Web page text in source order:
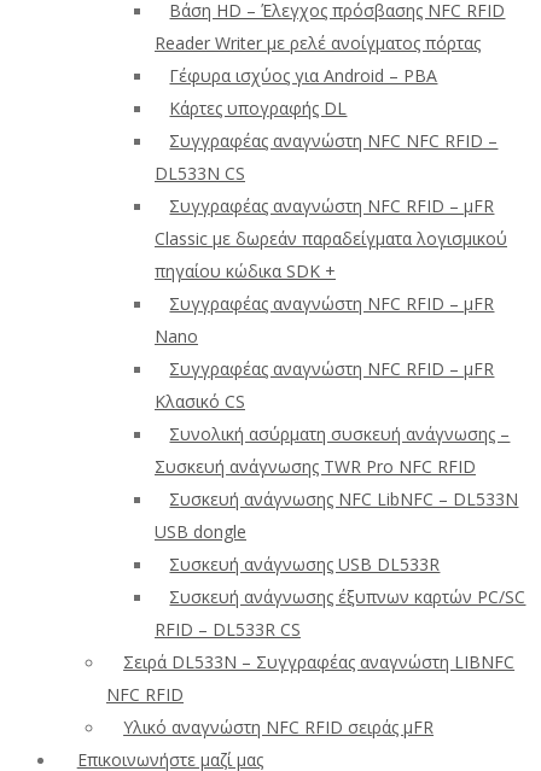
Βάση HD – Έλεγχος πρόσβασης NFC RFID
Reader Writer με ρελέ ανοίγματος πόρτας
Γέφυρα ισχύος για Android – PBA
Κάρτες υπογραφής DL
Συγγραφέας αναγνώστη NFC NFC RFID –
DL533N CS
Συγγραφέας αναγνώστη NFC RFID – μFR
Classic με δωρεάν παραδείγματα λογισμικού
πηγαίου κώδικα SDK +
Συγγραφέας αναγνώστη NFC RFID – μFR
Nano
Συγγραφέας αναγνώστη NFC RFID – μFR
Κλασικό CS
Συνολική ασύρματη συσκευή ανάγνωσης –
Συσκευή ανάγνωσης TWR Pro NFC RFID
Συσκευή ανάγνωσης NFC LibNFC – DL533N
USB dongle
Συσκευή ανάγνωσης USB DL533R
Συσκευή ανάγνωσης έξυπνων καρτών PC/SC
RFID – DL533R CS
Σειρά DL533N – Συγγραφέας αναγνώστη LIBNFC
NFC RFID
Υλικό αναγνώστη NFC RFID σειράς μFR
Επικοινωνήστε μαζί μας